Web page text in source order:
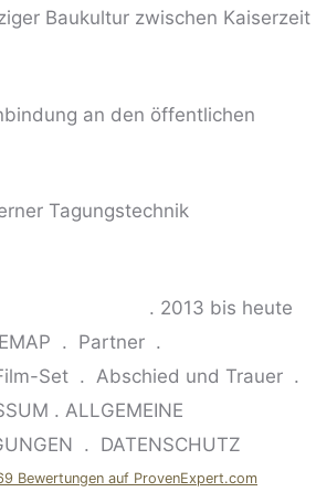
Baukultur zwischen Kaiserzeit
an den öffentlichen
Tagungstechnik
. 2013 bis heute
. Partner .
Set . Abschied und Trauer .
. ALLGEMEINE
. DATENSCHUTZ
Bewertungen auf ProvenExpert.com